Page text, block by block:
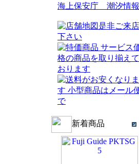
海上保安庁 潮汐情報
新着商品